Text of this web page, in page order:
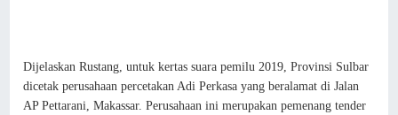
Dijelaskan Rustang, untuk kertas suara pemilu 2019, Provinsi Sulbar
dicetak perusahaan percetakan Adi Perkasa yang beralamat di Jalan
AP Pettarani, Makassar. Perusahaan ini merupakan pemenang tender